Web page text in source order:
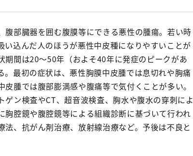
腹部臓器を囲む腹膜等にできる悪性の腫瘍。若い時
い込んだ人のほうが悪性中皮種になりやすいことが
期間は20～50年（およそ40年に発症のピークがあ
。最初の症状は、悪性胸膜中皮腫では息切れや胸痛
皮腫では腹部膨満感や腹痛等で気付くことが多い。
ゲン検査やCT、超音波検査、胸水や腹水の穿刺によ
胸腔鏡や腹腔鏡等による組織診断に基づいて行われ
法、抗がん剤治療、放射線治療など。予後は不良と